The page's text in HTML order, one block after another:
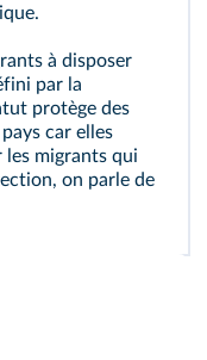
à disposer
par la
protège des
car elles
migrants qui
on parle de